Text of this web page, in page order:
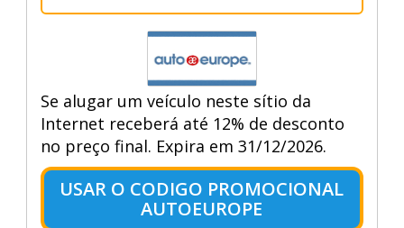
Se alugar um veículo neste sítio da
Internet receberá até 12% de desconto
no preço final. Expira em 31/12/2026.
USAR O CODIGO PROMOCIONAL
AUTOEUROPE